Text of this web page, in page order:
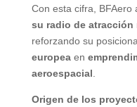
Con esta cifra, BFAero
su radio de atracción
reforzando su
europeaen
aeroespacial
Origen de los